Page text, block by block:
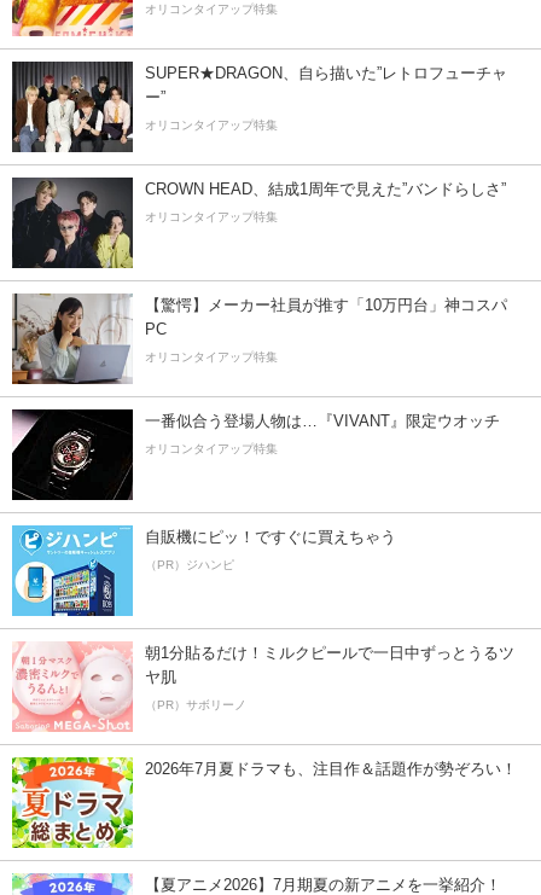
オリコンタイアップ特集
SUPER★DRAGON、自ら描いた”レトロフューチャ
ー”
オリコンタイアップ特集
CROWN HEAD、結成1周年で見えた”バンドらしさ”
オリコンタイアップ特集
【驚愕】メーカー社員が推す「10万円台」神コスパ
PC
オリコンタイアップ特集
一番似合う登場人物は…『VIVANT』限定ウオッチ
オリコンタイアップ特集
自販機にピッ！ですぐに買えちゃう
（PR）ジハンピ
朝1分貼るだけ！ミルクピールで一日中ずっとうるツ
ヤ肌
（PR）サボリーノ
2026年7月夏ドラマも、注目作＆話題作が勢ぞろい！
【夏アニメ2026】7月期夏の新アニメを一挙紹介！